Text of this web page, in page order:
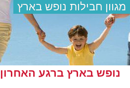
מגוון חבילות נופש בארץ
נופש בארץ ברגע האחרון